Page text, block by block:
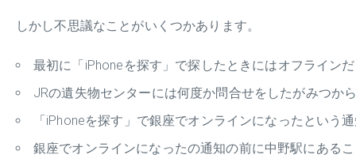
しかし不思議なことがいくつかあります。
最初に「iPhoneを探す」で探したときにはオフライン
JRの遺失物センターには何度か問合せをしたがみつか
「iPhoneを探す」で銀座でオンラインになったという
銀座でオンラインになったの通知の前に中野駅にある